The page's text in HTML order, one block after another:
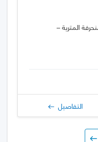
المترية –
التفاصيل